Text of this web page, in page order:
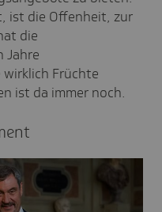
ist die Offenheit, zur
die
Jahre
Früchte
ist da immer noch.